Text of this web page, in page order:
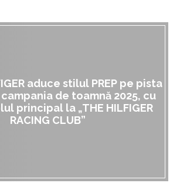
aduce stilul PREP pe pista
de toamnă 2025, cu
principal la „THE HILFIGER
RACING CLUB”